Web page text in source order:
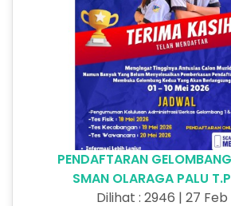
PENDAFTARAN
SMAN OLARAGA PALU
Dilihat : 2946 | 27 Feb